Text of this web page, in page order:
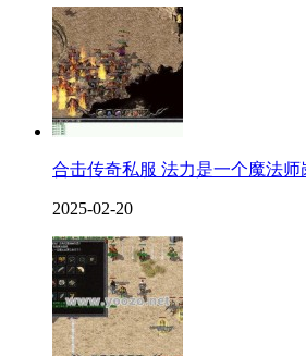
合击传奇私服 法力是一个魔法
2025-02-20